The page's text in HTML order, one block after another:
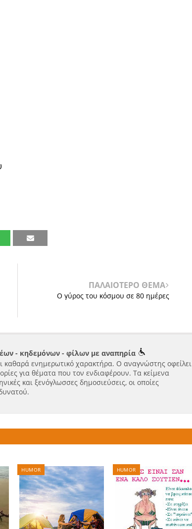
ΠΑΛΑΙΟΤΕΡΟ ΘΕΜΑ
Ο γύρος του κόσμου σε 80 ημέρες
- κηδεμόνων - φίλων με αναπηρία
καθαρά ενημερωτικό χαρακτήρα. Ο αναγνώστης οφείλει
για θέματα που τον ενδιαφέρουν. Τα κείμενα
και ξενόγλωσσες δημοσιεύσεις, οι οποίες
HUMOR HUMOR